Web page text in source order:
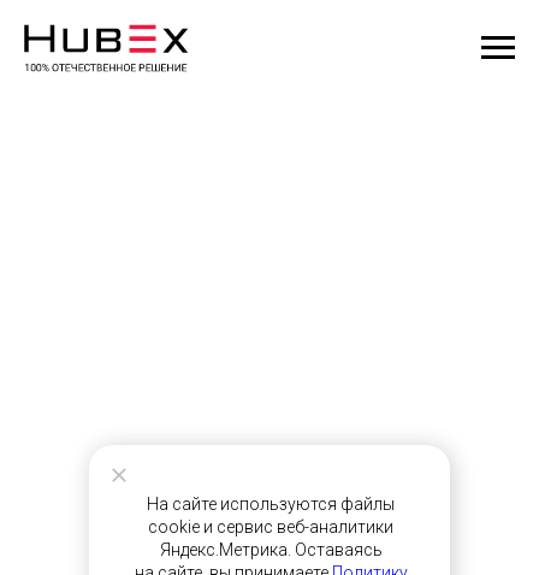
На сайте используются файлы
cookie и сервис веб-аналитики
Яндекс.Метрика. Оставаясь